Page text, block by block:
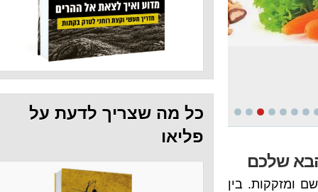
בין
כל מה שצריך לדעת על